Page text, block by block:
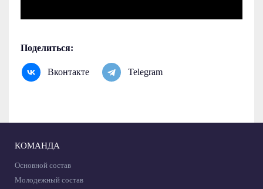
Поделиться:
Вконтакте Telegram
КОМАНДА
Основной состав
Молодежный состав